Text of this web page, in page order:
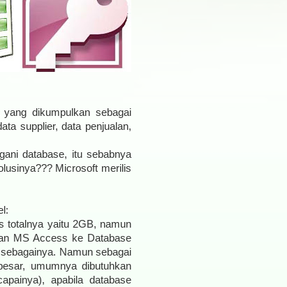
dikumpulkan sebagai
supplier, data penjualan,
database, itu sebabnya
Microsoft merilis
totalnya yaitu 2GB, namun
MS Access ke Database
Namun sebagai
umumnya dibutuhkan
apabila database